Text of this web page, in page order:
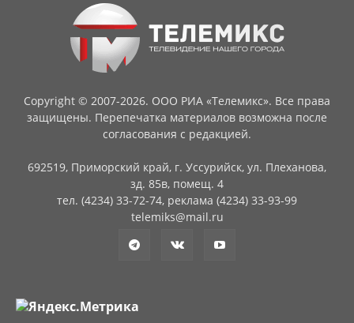
Copyright © 2007-2026. ООО РИА «Телемикс». Все права
защищены. Перепечатка материалов возможна после
согласования с редакцией.
692519, Приморский край, г. Уссурийск, ул. Плеханова,
зд. 85в, помещ. 4
тел. (4234) 33-72-74, реклама (4234) 33-93-99
telemiks@mail.ru